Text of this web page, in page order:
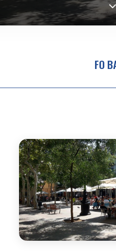
FO